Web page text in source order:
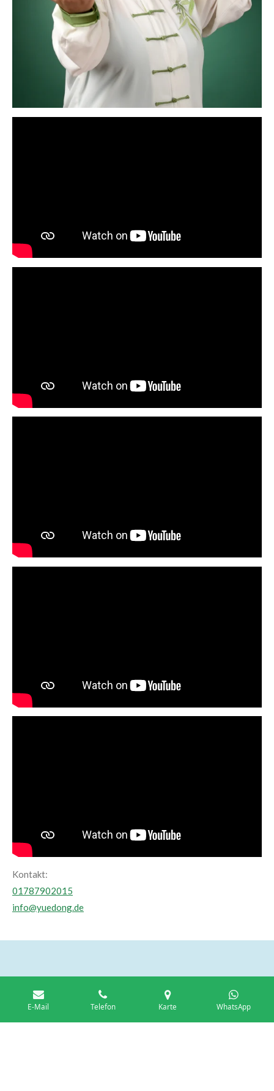
Kontakt:
01787902015
info@yuedong.de
Kontakt. Impressum und AGB
E-Mail Telefon Karte WhatsApp